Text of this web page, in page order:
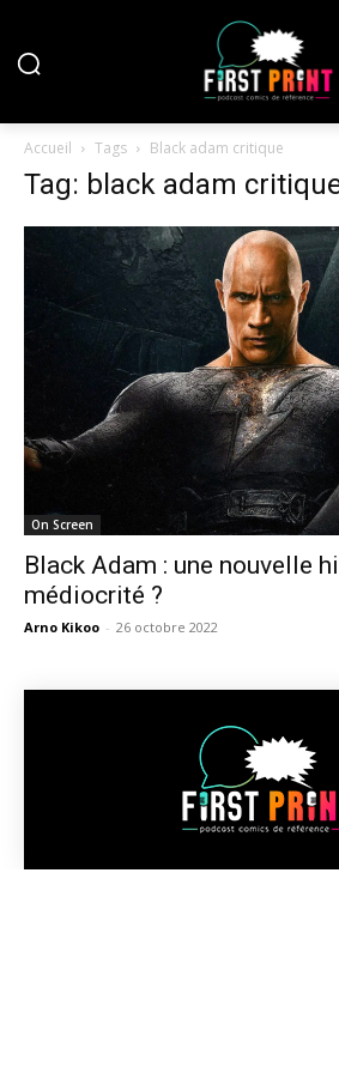
Accueil Tags Black adam critique
Tag: black adam
On Screen
Black Adam : une nouvelle
médiocrité ?
Arno Kikoo - 26 octobre 2022